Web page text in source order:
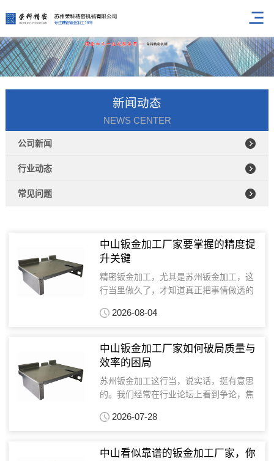
新闻动态
NEWS CENTER
公司新闻
行业动态
常见问题
中山钣金加工厂家要掌握的精度提
升关键
精密钣金加工，尤其是苏州钣金加工，这
行当里做久了，才知道真正把事情做透的
地方，钣金加工厂家多，竞争也激烈，光
那种别人做不了或者做...
2026-08-04
中山钣金加工厂家如何破局质量与
效率的困局
苏州钣金加工这行当，说实话，挺有意思
的。我们经常在行业论坛上看到争论，焦
开的死结。你想想，精密钣金加工那精度
要抢时间，哪个钣金加...
2026-07-28
中山看似靠谱的钣金加工厂家，你